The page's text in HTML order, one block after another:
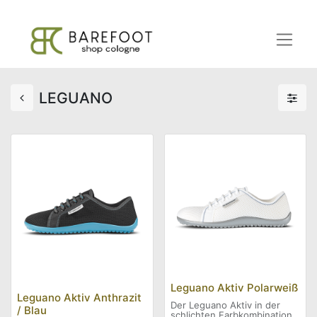
LEGUANO
Leguano Aktiv Anthrazit
/ Blau
Leguano Aktiv Polarweiß
Der Leguano Aktiv in der
schlichten Farbkombination